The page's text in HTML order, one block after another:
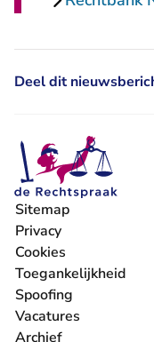
Deel dit
Sitemap
Privacy
Cookies
Toegankelijkheid
Spoofing
Vacatures
- U verlaat
Archief